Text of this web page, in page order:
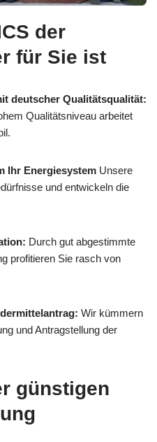
der
für Sie ist
deutscher Qualitätsqualität:
Qualitätsniveau arbeitet
Ihr Energiesystem Unsere
und entwickeln die
Durch gut abgestimmte
profitieren Sie rasch von
Wir kümmern
und Antragstellung der
günstigen